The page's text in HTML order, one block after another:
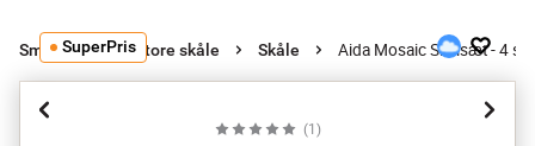
Små og mellemstore skåle Skåle Aida Mosaic Skålsæt - 4
SuperPris
(1 )